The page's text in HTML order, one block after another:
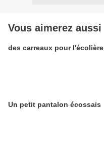
Vous aimerez aussi
des carreaux pour l'écolière
Un petit pantalon écossais